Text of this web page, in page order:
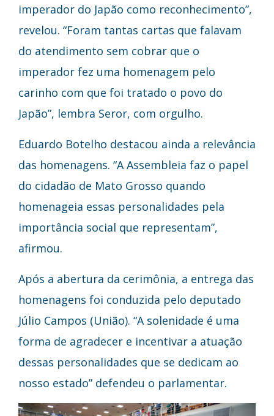
imperador do Japão como reconhecimento”,
revelou. “Foram tantas cartas que falavam
do atendimento sem cobrar que o
imperador fez uma homenagem pelo
carinho com que foi tratado o povo do
Japão”, lembra Seror, com orgulho.
Eduardo Botelho destacou ainda a relevância
das homenagens. “A Assembleia faz o papel
do cidadão de Mato Grosso quando
homenageia essas personalidades pela
importância social que representam”,
afirmou.
Após a abertura da cerimônia, a entrega das
homenagens foi conduzida pelo deputado
Júlio Campos (União). “A solenidade é uma
forma de agradecer e incentivar a atuação
dessas personalidades que se dedicam ao
nosso estado” defendeu o parlamentar.